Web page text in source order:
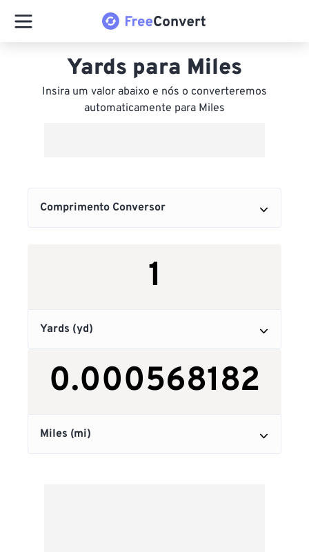
Yards para Miles
Insira um valor abaixo e nós o converteremos
automaticamente para Miles